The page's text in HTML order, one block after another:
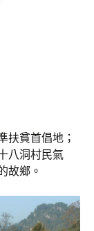
扶貧首倡地；
八洞村民氣
故鄉。